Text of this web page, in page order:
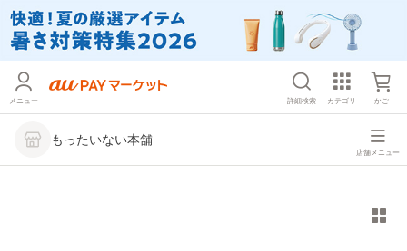
メニュー 詳細検索 カテゴリ かご
もったいない本舗
店舗メニュー